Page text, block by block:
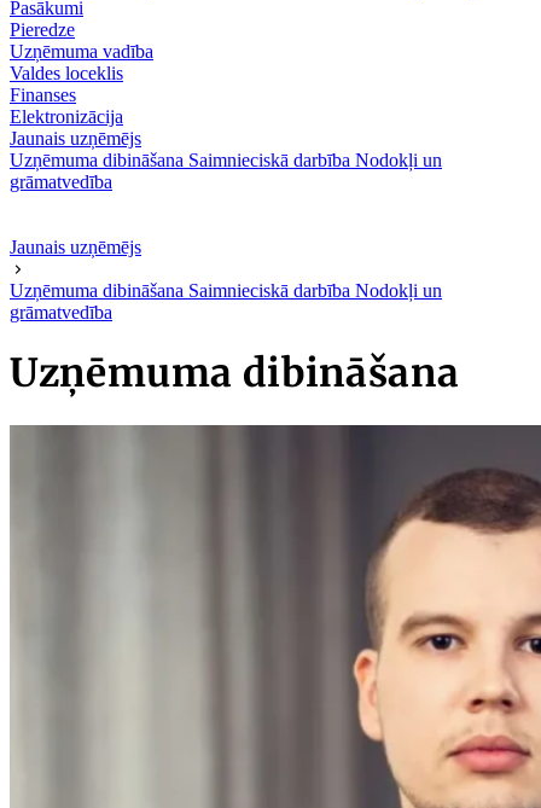
Pasākumi
Pieredze
Uzņēmuma vadība
Valdes loceklis
Finanses
Elektronizācija
Jaunais uzņēmējs
Uzņēmuma dibināšana Saimnieciskā darbība Nodokļi un
grāmatvedība
Jaunais uzņēmējs
Uzņēmuma dibināšana Saimnieciskā darbība Nodokļi un
grāmatvedība
Uzņēmuma dibināšana